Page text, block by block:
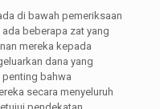
di bawah pemeriksaan
beberapa zat yang
mereka kepada
dana yang
bahwa
secara menyeluruh